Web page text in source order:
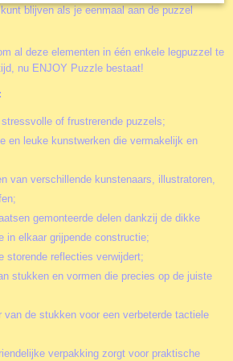
blijven als je eenmaal aan de puzzel
al deze elementen in één enkele legpuzzel te
nu ENJOY Puzzle bestaat!
of frustrerende puzzels;
en leuke kunstwerken die vermakelijk en
van verschillende kunstenaars, illustratoren,
gemonteerde delen dankzij de dikke
in elkaar grijpende constructie;
storende reflecties verwijdert;
stukken en vormen die precies op de juiste
van de stukken voor een verbeterde tactiele
verpakking zorgt voor praktische